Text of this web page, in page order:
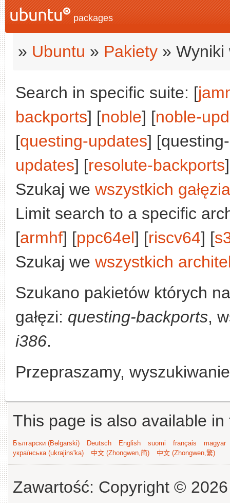
packages
» Ubuntu » Pakiety » Wyniki
Search in specific suite: [
backports] [noble] [noble-
[questing-updates]
updates] [resolute-backports
Szukaj we wszystkich
Limit search to a specific
[armhf] [ppc64el] [riscv64] [
Szukaj we wszystkich
Szukano pakietów których
gałęzi: questing-backports,
i386.
Przepraszamy,
This page is also available
Български (Bəlgarski) Deutsch English suomi français
magyar
українська (ukrajins'ka)
中文 (Zhongwen,简) 中文 (Zhongwen,繁)
Zawartość: Copyright ©